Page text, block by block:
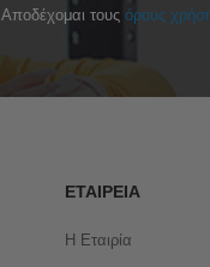
Αποδέχομαι τουςόρους
ΕΤΑΙΡΕΊΑ
Η Εταιρία